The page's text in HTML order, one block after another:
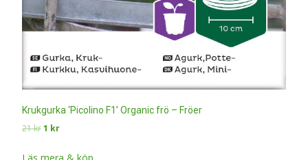
Krukgurka ‘Picolino F1’ Organic frö – Fröer
21krDet
priset
1 krDet
priset